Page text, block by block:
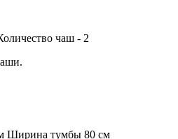
чаш - 2
Ширина тумбы 80 см